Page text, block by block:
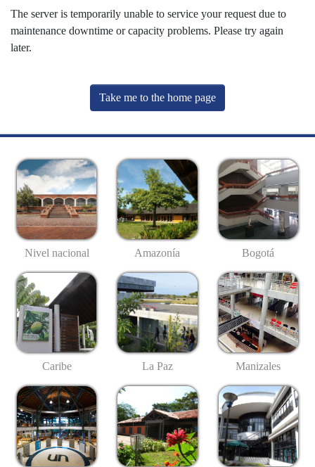
The server is temporarily unable to service your request due to
maintenance downtime or capacity problems. Please try again
later.
Take me to the home page
Nivel nacional Amazonía Bogotá
Caribe La Paz Manizales